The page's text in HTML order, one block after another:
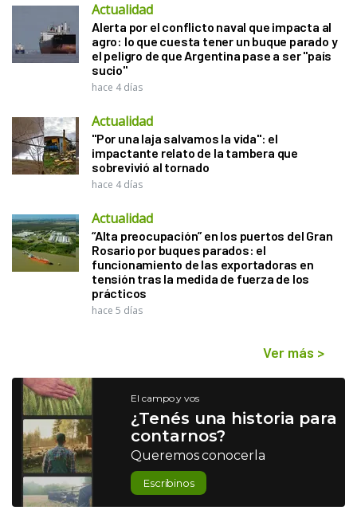
Actualidad
Alerta por el conflicto naval que impacta al
agro: lo que cuesta tener un buque parado y
el peligro de que Argentina pase a ser "país
sucio"
hace 4 días
Actualidad
"Por una laja salvamos la vida": el
impactante relato de la tambera que
sobrevivió al tornado
hace 4 días
Actualidad
“Alta preocupación” en los puertos del Gran
Rosario por buques parados: el
funcionamiento de las exportadoras en
tensión tras la medida de fuerza de los
prácticos
hace 5 días
Ver más >
El campo y vos
¿Tenés una historia para
contarnos?
Queremos conocerla
Escribinos